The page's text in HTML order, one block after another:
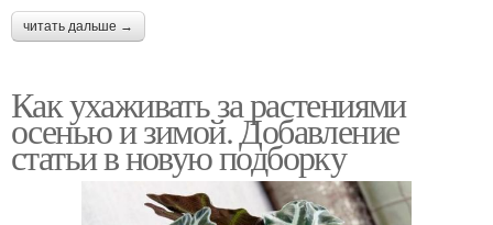
читать дальше →
Как ухаживать за растениями
осенью и зимой. Добавление
статьи в новую подборку